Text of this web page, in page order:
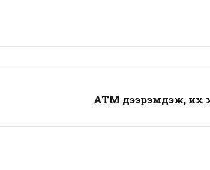
АТМ дээрэмдэж, их